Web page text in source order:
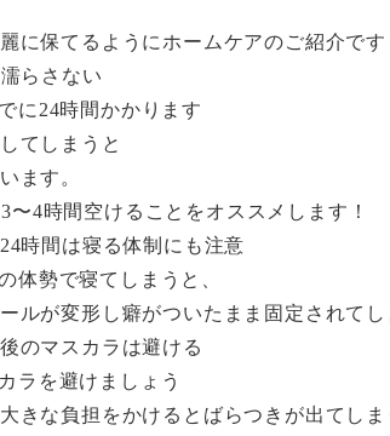
に保てるようにホームケアのご紹介です
らさない
に24時間かかります
てしまうと
ます。
〜4時間空けることをオススメします！
時間は寝る体制にも注意
体勢で寝てしまうと、
ルが変形し癖がついたまま固定されて
のマスカラは避ける
ラを避けましょう
きな負担をかけるとばらつきが出てしま